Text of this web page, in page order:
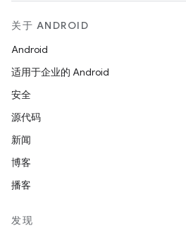
关于 ANDROID
Android
适用于企业的 Android
安全
源代码
新闻
博客
播客
发现